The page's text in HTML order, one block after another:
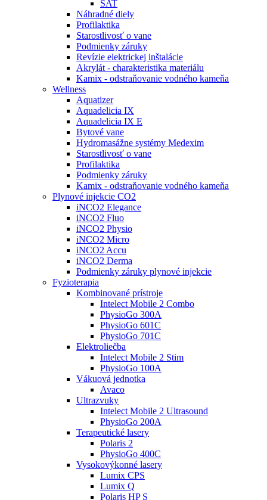
SAT
Náhradné diely
Profilaktika
Starostlivosť o vane
Podmienky záruky
Revízie elektrickej inštalácie
Akrylát - charakteristika materiálu
Kamix - odstraňovanie vodného kameňa
Wellness
Aquatizer
Aquadelicia IX
Aquadelicia IX E
Bytové vane
Hydromasážne systémy Medexim
Starostlivosť o vane
Profilaktika
Podmienky záruky
Kamix - odstraňovanie vodného kameňa
Plynové injekcie CO2
iNCO2 Elegance
iNCO2 Fluo
iNCO2 Physio
iNCO2 Micro
iNCO2 Accu
iNCO2 Derma
Podmienky záruky plynové injekcie
Fyzioterapia
Kombinované prístroje
Intelect Mobile 2 Combo
PhysioGo 300A
PhysioGo 601C
PhysioGo 701C
Elektroliečba
Intelect Mobile 2 Stim
PhysioGo 100A
Vákuová jednotka
Avaco
Ultrazvuky
Intelect Mobile 2 Ultrasound
PhysioGo 200A
Terapeutické lasery
Polaris 2
PhysioGo 400C
Vysokovýkonné lasery
Lumix CPS
Lumix Q
Polaris HP S